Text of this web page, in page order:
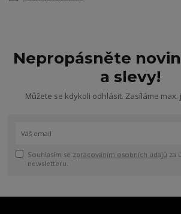
Nepropásněte
a slevy!
Můžete se kdykoli odhlásit. Zasíláme
Souhlasím se zpracováním osobních údajů za
newsletteru.